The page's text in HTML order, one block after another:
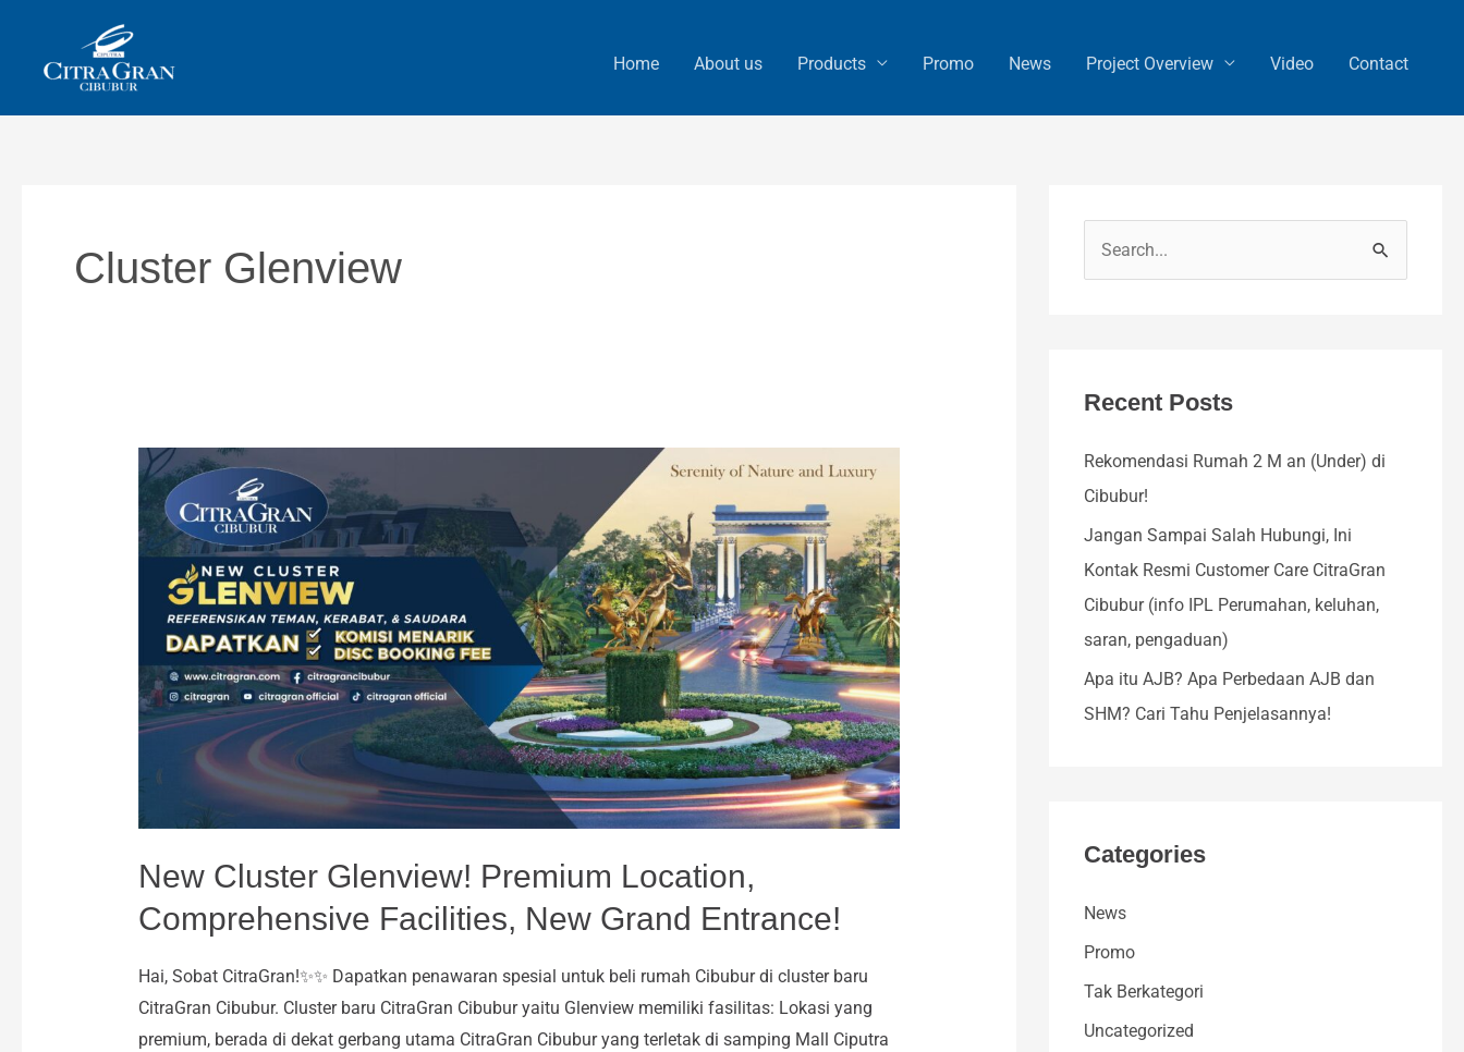
content
Home About us Products Promo News Project Overview Video Contact
Cluster Glenview
New Cluster Glenview! Premium Location,
Comprehensive Facilities, New Grand Entrance!
Hai, Sobat CitraGran!✨✨ Dapatkan penawaran spesial untuk beli rumah Cibubur di cluster baru
CitraGran Cibubur. Cluster baru CitraGran Cibubur yaitu Glenview memiliki fasilitas: Lokasi yang
premium, berada di dekat gerbang utama CitraGran Cibubur yang terletak di samping Mall Ciputra
New
Cluster
Glenview!
Premium
Location,
Comprehensive
Facilities,
New
Grand
Entrance!
c
f
o
r
:
Recent Posts
Rekomendasi Rumah 2 M an (Under) di
Cibubur!
Jangan Sampai Salah Hubungi, Ini
Kontak Resmi Customer Care CitraGran
Cibubur (info IPL Perumahan, keluhan,
saran, pengaduan)
Apa itu AJB? Apa Perbedaan AJB dan
SHM? Cari Tahu Penjelasannya!
Categories
News
Promo
Tak Berkategori
Uncategorized